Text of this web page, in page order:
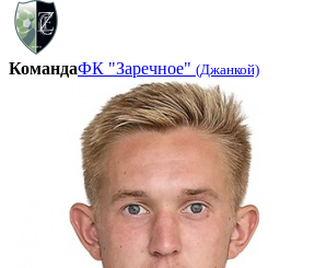
КомандаФК "Заречное" (Джанкой)